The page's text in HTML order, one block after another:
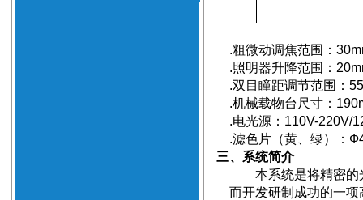
.粗微动调焦范围：
.照明器升降范围：
.双目瞳距调节范围：
.机械载物台尺寸：
.电光源： 110V-220V/
.滤色片（黄、绿） ：
三、系统简介
本系统是将精密的
而开发研制成功的一